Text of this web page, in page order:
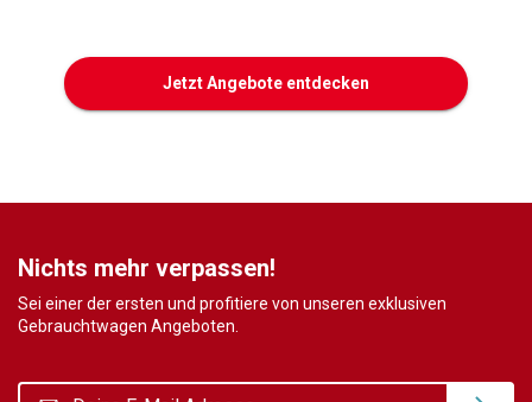
Jetzt Angebote entdecken
Nichts mehr verpassen!
Sei einer der ersten und profitiere von unseren exklusiven
Gebrauchtwagen Angeboten.